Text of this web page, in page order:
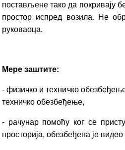
постављене тако да покривају
простор испред возила. Не
руковаоца.
Мере заштите:
- физичко и техничко
техничко обезбеђење,
- рачунар помоћу ког се
просторија, обезбеђена је